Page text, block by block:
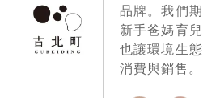
品牌。我們
新手爸媽育
也讓環境生
消費與銷售。